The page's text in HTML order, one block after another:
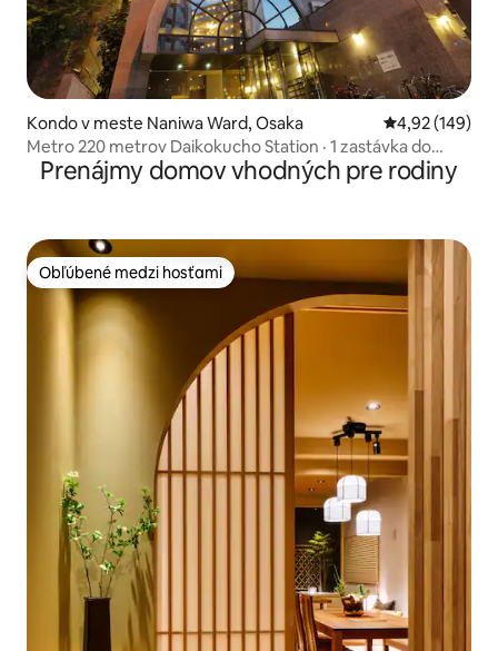
Kondo v meste Naniwa Ward, Osaka Priemerné
4,92 (149)
Metro 220 metrov Daikokucho Station · 1 zastávka do
Namba / Shinsaibashi · priamo do Umeda · celý apartmán 2
spálne 5 osôb
Prenájmy domov vhodných pre rodiny
Obľúbené medzi hosťami
Obľúbené medzi hosťami